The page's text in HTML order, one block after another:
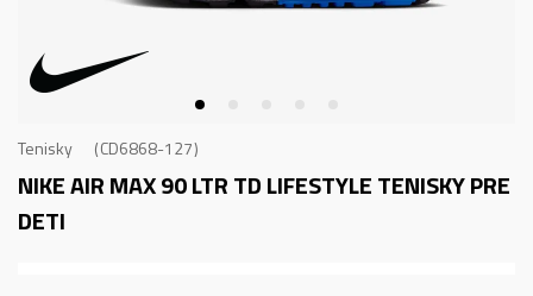
Tenisky CD6868-127
NIKE AIR MAX 90 LTR TDLIFESTYLE TENISKY PRE
DETI